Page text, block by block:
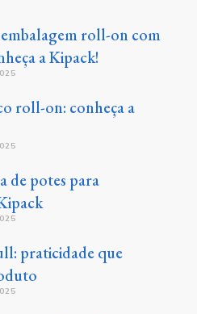
roll-on com
a Kipack!
roll-on: conheça a
de potes para
praticidade que